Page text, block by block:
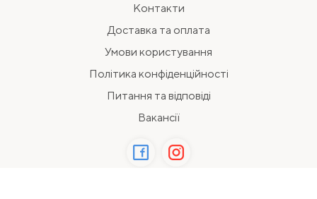
Контакти
Доставка та оплата
Умови користування
Політика конфіденційності
Питання та відповіді
Вакансії